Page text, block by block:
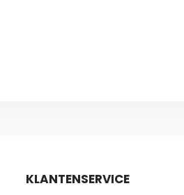
KLANTENSERVICE